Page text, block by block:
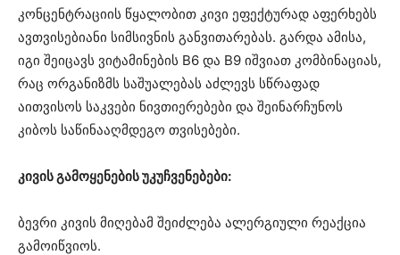
კონცენტრაციის წყალობით კივი ეფექტურად აფერხებს
ავთვისებიანი სიმსივნის განვითარებას. გარდა ამისა,
იგი შეიცავს ვიტამინების B6 და B9 იშვიათ კომბინაციას,
რაც ორგანიზმს საშუალებას აძლევს სწრაფად
აითვისოს საკვები ნივთიერებები და შეინარჩუნოს
კიბოს საწინააღმდეგო თვისებები.
კივის გამოყენების უკუჩვენებები:
ბევრი კივის მიღებამ შეიძლება ალერგიული რეაქცია
გამოიწვიოს.